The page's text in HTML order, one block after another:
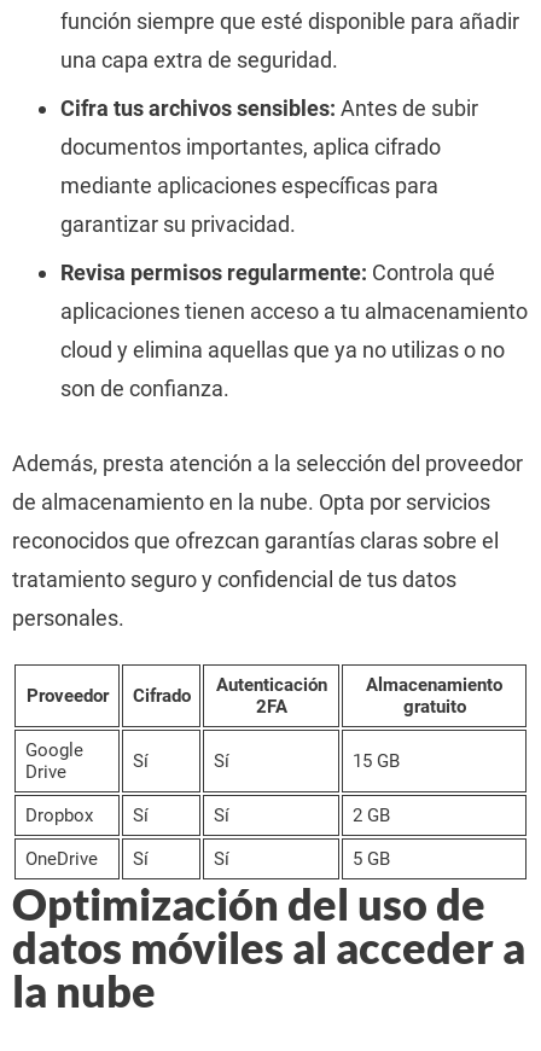
función siempre que esté disponible para añadir
una capa extra de seguridad.
Cifra tus archivos sensibles: Antes de subir
documentos importantes, aplica cifrado
mediante aplicaciones específicas para
garantizar su privacidad.
Revisa permisos regularmente: Controla qué
aplicaciones tienen acceso a tu almacenamiento
cloud y elimina aquellas que ya no utilizas o no
son de confianza.
Además, presta atención a la selección del proveedor
de almacenamiento en la nube. Opta por servicios
reconocidos que ofrezcan garantías claras sobre el
tratamiento seguro y confidencial de tus datos
personales.
Proveedor Cifrado
Autenticación
2FA
Almacenamiento
gratuito
Google
Drive
Sí Sí 15 GB
Dropbox Sí Sí
2 GB
OneDrive
Sí Sí 5 GB
Optimización del uso de
datos móviles al acceder a
la nube